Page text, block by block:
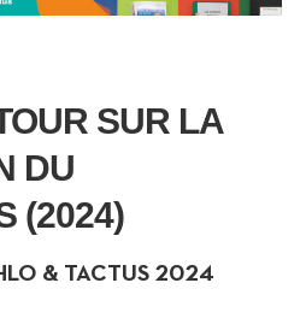
SUR LA
DU
(2024)
& TACTUS 2024